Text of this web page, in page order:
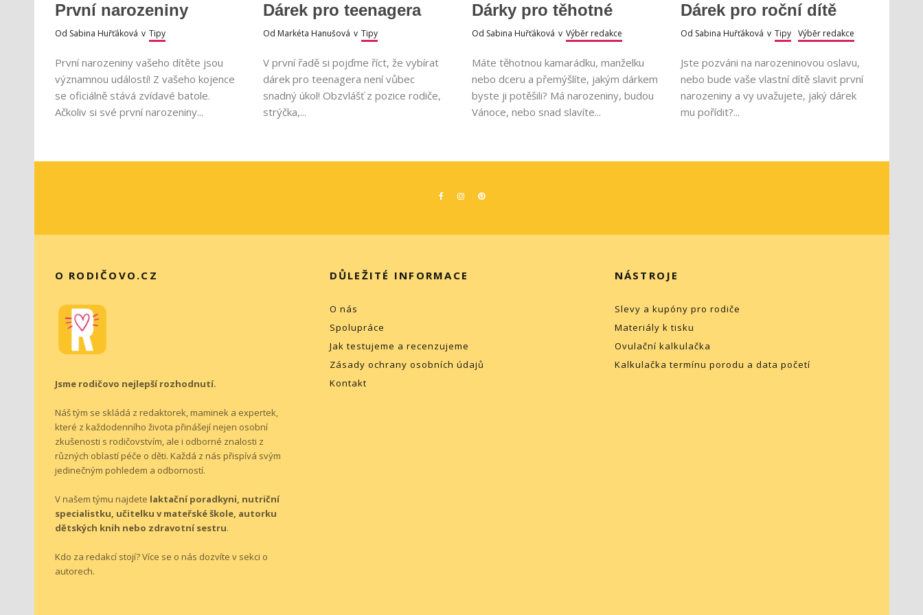
První narozeniny
Od Sabina Huřťáková v Tipy
První narozeniny vašeho dítěte jsou
významnou událostí! Z vašeho kojence
se oficiálně stává zvídavé batole.
Ačkoliv si své první narozeniny...
Dárek pro teenagera
Od Markéta Hanušová v Tipy
V první řadě si pojďme říct, že vybírat
dárek pro teenagera není vůbec
snadný úkol! Obzvlášť z pozice rodiče,
strýčka,...
Dárky pro těhotné
Od Sabina Huřťáková v Výběr redakce
Máte těhotnou kamarádku, manželku
nebo dceru a přemýšlíte, jakým dárkem
byste ji potěšili? Má narozeniny, budou
Vánoce, nebo snad slavíte...
Dárek pro roční dítě
Od Sabina Huřťáková v Tipy Výběr redakce
Jste pozváni na narozeninovou oslavu,
nebo bude vaše vlastní dítě slavit první
narozeniny a vy uvažujete, jaký dárek
mu pořídit?...
O RODIČOVO.CZ
Jsme rodičovo nejlepší rozhodnutí.
Náš tým se skládá z redaktorek, maminek a expertek,
které z každodenního života přinášejí nejen osobní
zkušenosti s rodičovstvím, ale i odborné znalosti z
různých oblastí péče o děti. Každá z nás přispívá svým
jedinečným pohledem a odborností.
V našem týmu najdete laktační poradkyni, nutriční
specialistku, učitelku v mateřské škole, autorku
dětských knih nebo zdravotní sestru.
Kdo za redakcí stojí? Více se o nás dozvíte v sekci o
autorech.
DŮLEŽITÉ INFORMACE
O nás
Spolupráce
Jak testujeme a recenzujeme
Zásady ochrany osobních údajů
Kontakt
NÁSTROJE
Slevy a kupóny pro rodiče
Materiály k tisku
Ovulační kalkulačka
Kalkulačka termínu porodu a data početí